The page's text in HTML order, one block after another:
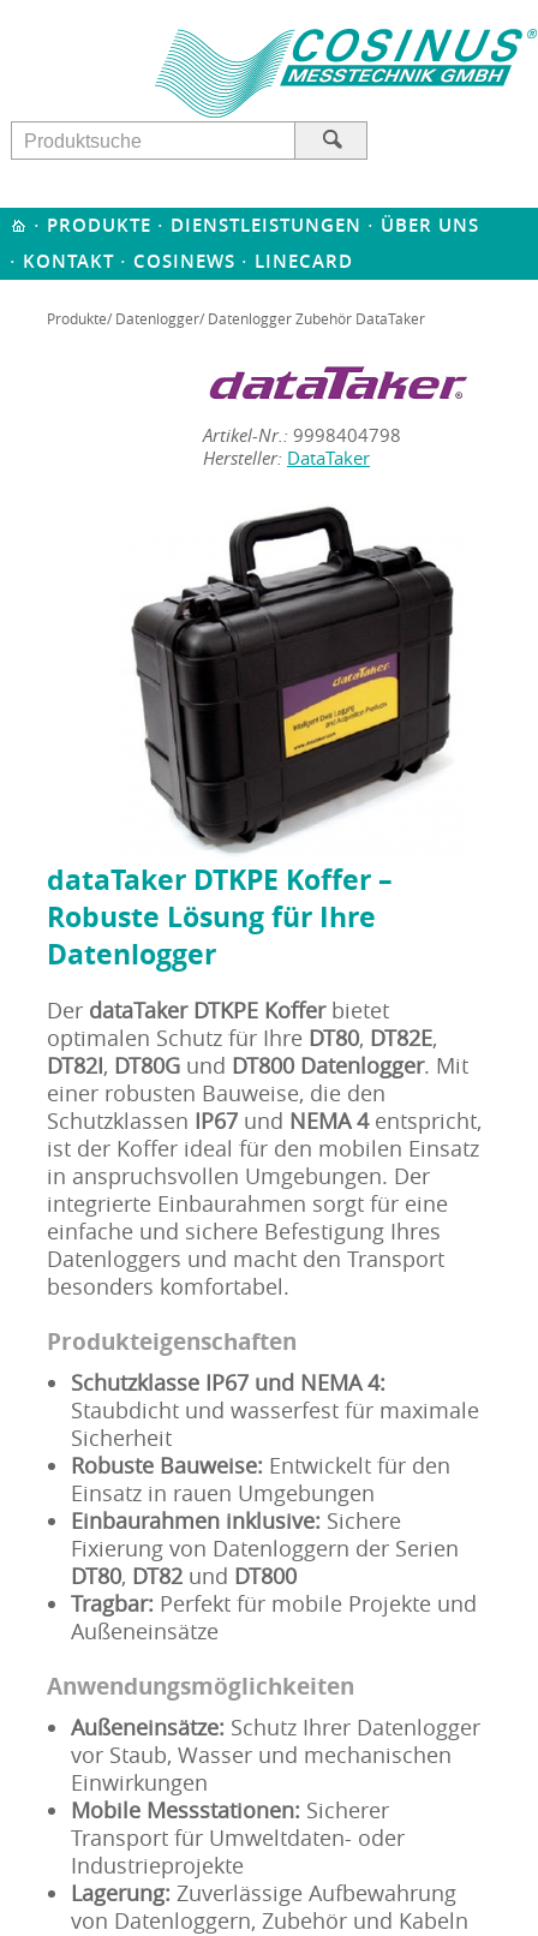
· PRODUKTE · DIENSTLEISTUNGEN · ÜBER UNS
· KONTAKT · COSINEWS · LINECARD
Produkte/ Datenlogger/ Datenlogger Zubehör DataTaker
Artikel-Nr.: 9998404798
Hersteller: DataTaker
dataTaker DTKPE Koffer –
Robuste Lösung für Ihre
Datenlogger
Der dataTaker DTKPE Kofferbietet
optimalen Schutz für Ihre DT80, DT82E,
DT82I, DT80Gund DT800 Datenlogger. Mit
einer robusten Bauweise, die den
Schutzklassen IP67und NEMA 4entspricht,
ist der Koffer ideal für den mobilen Einsatz
in anspruchsvollen Umgebungen. Der
integrierte Einbaurahmen sorgt für eine
einfache und sichere Befestigung Ihres
Datenloggers und macht den Transport
besonders komfortabel.
Produkteigenschaften
Schutzklasse IP67 und NEMA 4:
Staubdicht und wasserfest für maximale
Sicherheit
Robuste Bauweise: Entwickelt für den
Einsatz in rauen Umgebungen
Einbaurahmen inklusive: Sichere
Fixierung von Datenloggern der Serien
DT80, DT82und DT800
Tragbar: Perfekt für mobile Projekte und
Außeneinsätze
Anwendungsmöglichkeiten
Außeneinsätze: Schutz Ihrer Datenlogger
vor Staub, Wasser und mechanischen
Einwirkungen
Mobile Messstationen: Sicherer
Transport für Umweltdaten- oder
Industrieprojekte
Lagerung: Zuverlässige Aufbewahrung
von Datenloggern, Zubehör und Kabeln